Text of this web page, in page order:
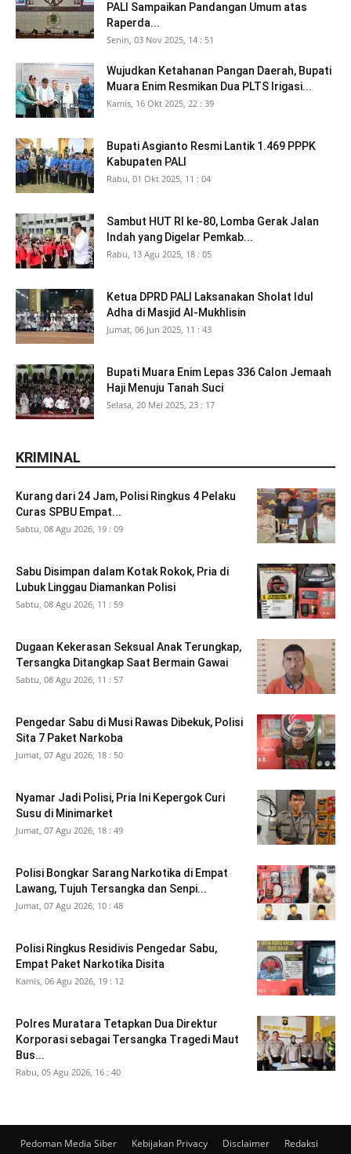
PALI Sampaikan Pandangan Umum atas
Raperda...
Senin, 03 Nov 2025, 14 : 51
Wujudkan Ketahanan Pangan Daerah, Bupati
Muara Enim Resmikan Dua PLTS Irigasi...
Kamis, 16 Okt 2025, 22 : 39
Bupati Asgianto Resmi Lantik 1.469 PPPK
Kabupaten PALI
Rabu, 01 Okt 2025, 11 : 04
Sambut HUT RI ke-80, Lomba Gerak Jalan
Indah yang Digelar Pemkab...
Rabu, 13 Agu 2025, 18 : 05
Ketua DPRD PALI Laksanakan Sholat Idul
Adha di Masjid Al-Mukhlisin
Jumat, 06 Jun 2025, 11 : 43
Bupati Muara Enim Lepas 336 Calon Jemaah
Haji Menuju Tanah Suci
Selasa, 20 Mei 2025, 23 : 17
KRIMINAL
Kurang dari 24 Jam, Polisi Ringkus 4 Pelaku
Curas SPBU Empat...
Sabtu, 08 Agu 2026, 19 : 09
Sabu Disimpan dalam Kotak Rokok, Pria di
Lubuk Linggau Diamankan Polisi
Sabtu, 08 Agu 2026, 11 : 59
Dugaan Kekerasan Seksual Anak Terungkap,
Tersangka Ditangkap Saat Bermain Gawai
Sabtu, 08 Agu 2026, 11 : 57
Pengedar Sabu di Musi Rawas Dibekuk, Polisi
Sita 7 Paket Narkoba
Jumat, 07 Agu 2026, 18 : 50
Nyamar Jadi Polisi, Pria Ini Kepergok Curi
Susu di Minimarket
Jumat, 07 Agu 2026, 18 : 49
Polisi Bongkar Sarang Narkotika di Empat
Lawang, Tujuh Tersangka dan Senpi...
Jumat, 07 Agu 2026, 10 : 48
Polisi Ringkus Residivis Pengedar Sabu,
Empat Paket Narkotika Disita
Kamis, 06 Agu 2026, 19 : 12
Polres Muratara Tetapkan Dua Direktur
Korporasi sebagai Tersangka Tragedi Maut
Bus...
Rabu, 05 Agu 2026, 16 : 40
Pedoman Media Siber Kebijakan Privacy Disclaimer
Redaksi